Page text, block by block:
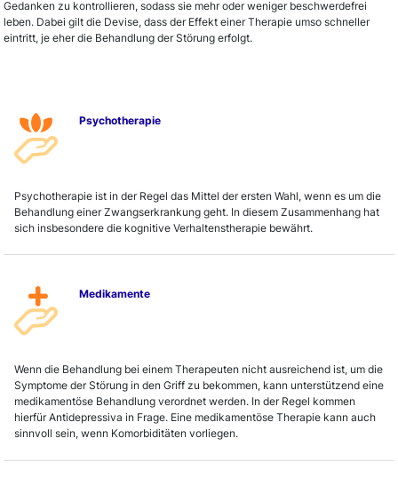
Gedanken zu kontrollieren, sodass sie mehr oder weniger beschwerdefrei
leben. Dabei gilt die Devise, dass der Effekt einer Therapie umso schneller
eintritt, je eher die Behandlung der Störung erfolgt.
Psychotherapie
Psychotherapie ist in der Regel das Mittel der ersten Wahl, wenn es um die
Behandlung einer Zwangserkrankung geht. In diesem Zusammenhang hat
sich insbesondere die kognitive Verhaltenstherapie bewährt.
Medikamente
Wenn die Behandlung bei einem Therapeuten nicht ausreichend ist, um die
Symptome der Störung in den Griff zu bekommen, kann unterstützend eine
medikamentöse Behandlung verordnet werden. In der Regel kommen
hierfür Antidepressiva in Frage. Eine medikamentöse Therapie kann auch
sinnvoll sein, wenn Komorbiditäten vorliegen.